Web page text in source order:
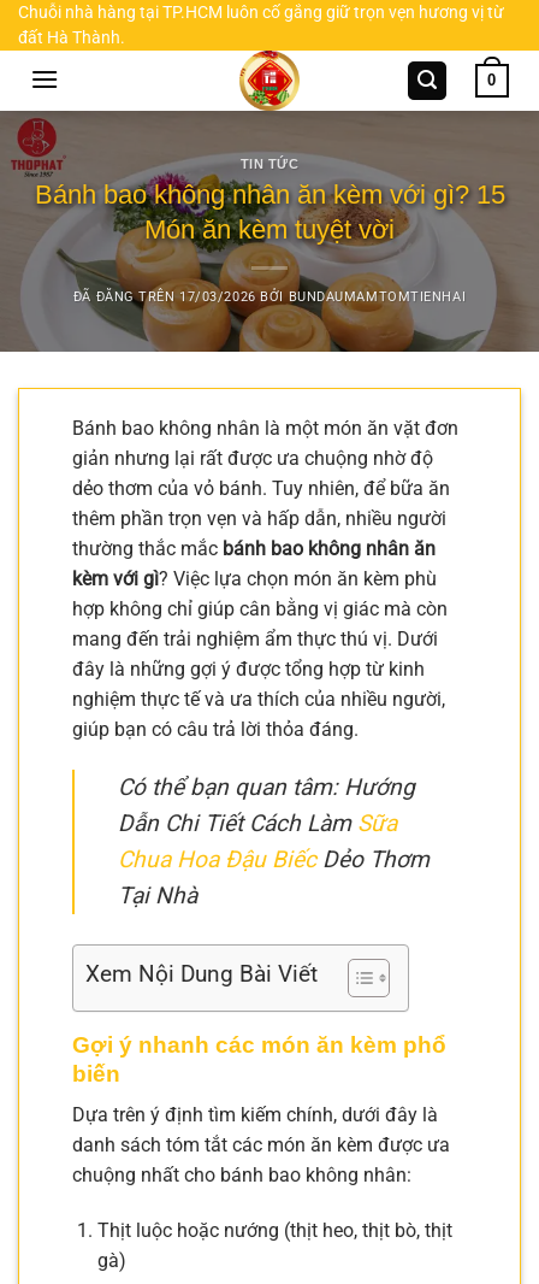
Chuyển
đến
Chuỗi nhà hàng tại TP.HCM luôn cố gắng giữ trọn vẹn hương vị từ
đất Hà Thành.
0
TIN TỨC
Bánh bao không nhân ăn kèm với gì? 15
Món ăn kèm tuyệt vời
ĐÃ ĐĂNG TRÊN17/03/2026 BỞI BUNDAUMAMTOMTIENHAI
Bánh bao không nhân là một món ăn vặt đơn
giản nhưng lại rất được ưa chuộng nhờ độ
dẻo thơm của vỏ bánh. Tuy nhiên, để bữa ăn
thêm phần trọn vẹn và hấp dẫn, nhiều người
thường thắc mắc bánh bao không nhân ăn
kèm với gì? Việc lựa chọn món ăn kèm phù
hợp không chỉ giúp cân bằng vị giác mà còn
mang đến trải nghiệm ẩm thực thú vị. Dưới
đây là những gợi ý được tổng hợp từ kinh
nghiệm thực tế và ưa thích của nhiều người,
giúp bạn có câu trả lời thỏa đáng.
Có thể bạn quan tâm: Hướng
Dẫn Chi Tiết Cách Làm Sữa
Chua Hoa Đậu BiếcDẻo Thơm
Tại Nhà
Xem Nội Dung Bài Viết
Gợi ý nhanh các món ăn kèm phổ
biến
Dựa trên ý định tìm kiếm chính, dưới đây là
danh sách tóm tắt các món ăn kèm được ưa
chuộng nhất cho bánh bao không nhân:
Thịt luộc hoặc nướng (thịt heo, thịt bò, thịt
gà)